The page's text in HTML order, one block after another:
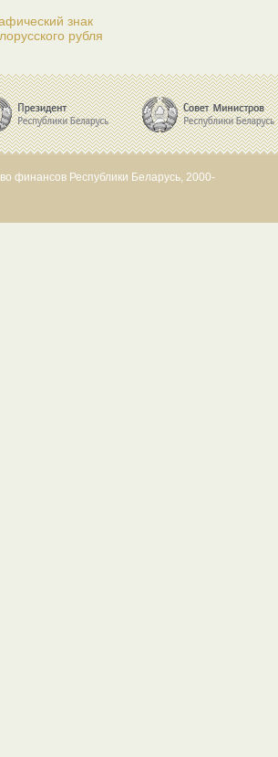
знак
рубля
финансов Республики Беларусь, 2000-